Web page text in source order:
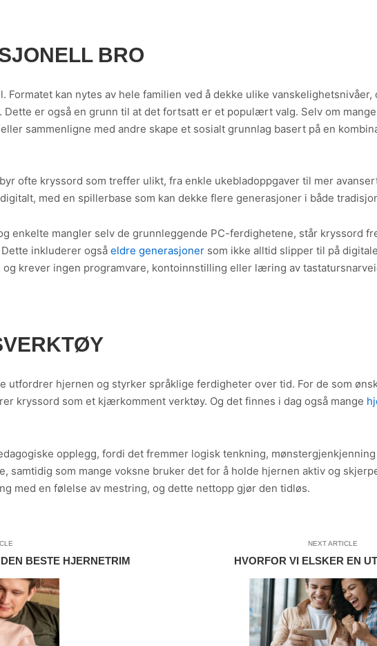
BRO
Formatet kan nytes av hele familien ved å dekke ulike
er også en grunn til at det fortsatt er et populært valg. Selv om
sammenligne med andre skape et sosialt grunnlag basert på en
ofte kryssord som treffer ulikt, fra enkle ukebladoppgaver til mer
med en spillerbase som kan dekke flere generasjoner i både
enkelte mangler selv de grunnleggende PC-ferdighetene, står kryssord
inkluderer også eldre generasjoner som ikke alltid slipper til på
krever ingen programvare, kontoinnstilling eller læring av
utfordrer hjernen og styrker språklige ferdigheter over tid. For de som
kryssord som et kjærkomment verktøy. Og det finnes i dag også mange
opplegg, fordi det fremmer logisk tenkning,
samtidig som mange voksne bruker det for å holde hjernen aktiv og
med en følelse av mestring, og dette nettopp gjør den tidløs.
BESTE HJERNETRIM
NEXT ARTICLE
HVORFOR VI ELSKER EN